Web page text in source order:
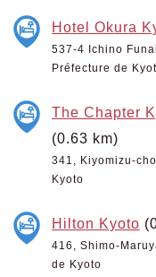
Hotel Okura
537-4 Ichino
Préfecture de
The Chapter
(0.63 km)
341, Kiyomizu-
Kyoto
Hilton Kyoto
416, Shimo-
de Kyoto